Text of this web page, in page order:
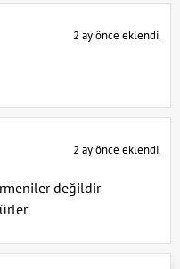
2 ay önce eklendi.
2 ay önce eklendi.
değildir